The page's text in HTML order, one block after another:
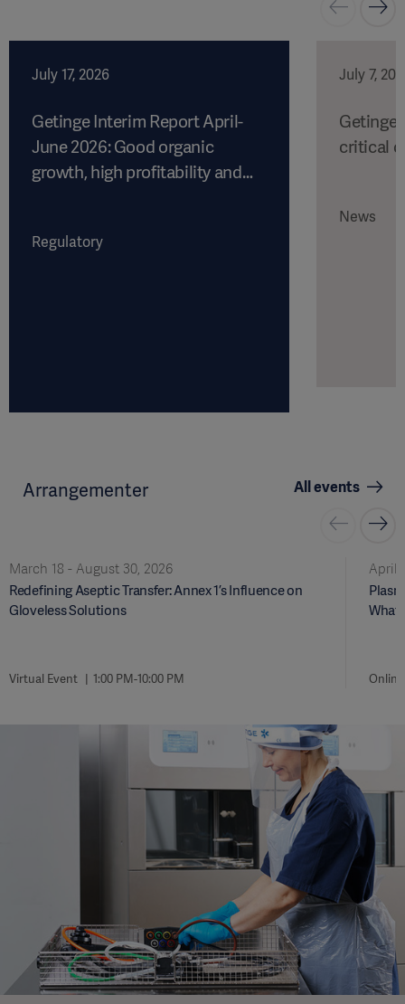
July 17, 2026
Getinge Interim Report April-
June 2026: Good organic
growth, high profitability and
Regulatory
July 7,
Getinge
critical
News
Arrangementer All events
March 18 - August 30, 2026
Redefining Aseptic Transfer: Annex 1’s Influence on
Gloveless Solutions
Virtual Event 1:00 PM-10:00 PM
April
What